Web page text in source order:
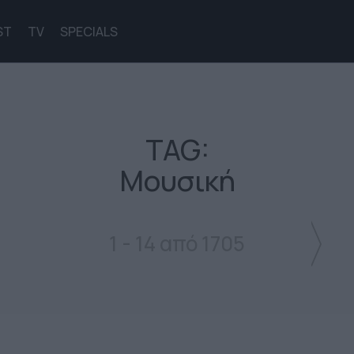
TV SPECIALS
TAG:
Μουσική